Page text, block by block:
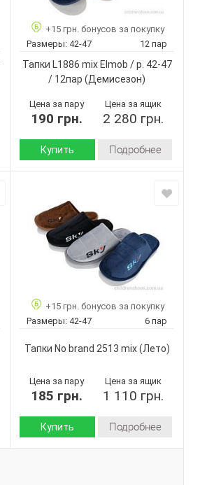
Артикул: B41 mix
Размер:
Кол-во пар:
Мужчины
+15 грн. бонусов за покупку
Размеры: 42-47 12 пар
Тапки L1886 mix Elmob / p. 42-47
/ 12пар (Демисезон)
Цена за пару
190 грн.
Цена за ящик
2 280 грн.
Купить Подробнее
Материал внутри:
Подошва : Пвх
Страна
производитель:
Китай
No brand
Артикул:
Размер:
Цвет: Микс
+15 грн. бонусов за покупку
Размеры: 42-47 6 пар
Тапки No brand 2513 mix(Лето)
Цена за пару
185 грн.
Цена за ящик
1 110 грн.
Купить Подробнее